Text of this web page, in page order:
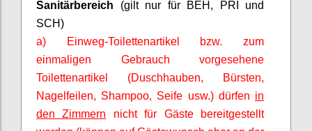
Sanitärbereich (gilt nur für BEH, PRI und
SCH)
a) Einweg-Toilettenartikel bzw. zum
einmaligen Gebrauch vorgesehene
Toilettenartikel (Duschhauben, Bürsten,
Nagelfeilen, Shampoo, Seife usw.) dürfen in
den Zimmern nicht für Gäste bereitgestellt